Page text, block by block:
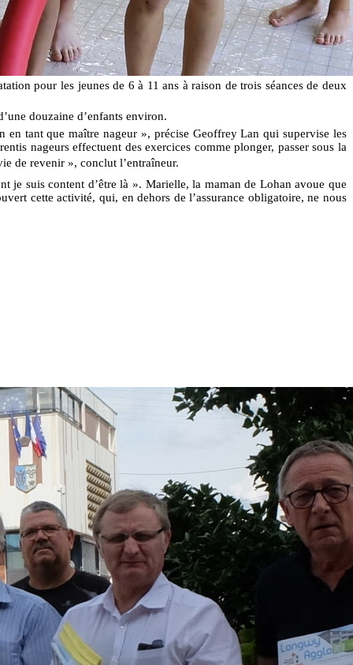
pour les jeunes de 6 à 11 ans à raison de trois séances de deux
douzaine d’enfants environ.
tant que maître nageur », précise Geoffrey Lan qui supervise les
nageurs effectuent des exercices comme plonger, passer sous la
de revenir », conclut l’entraîneur.
je suis content d’être là ». Marielle, la maman de Lohan avoue que
cette activité, qui, en dehors de l’assurance obligatoire, ne nous